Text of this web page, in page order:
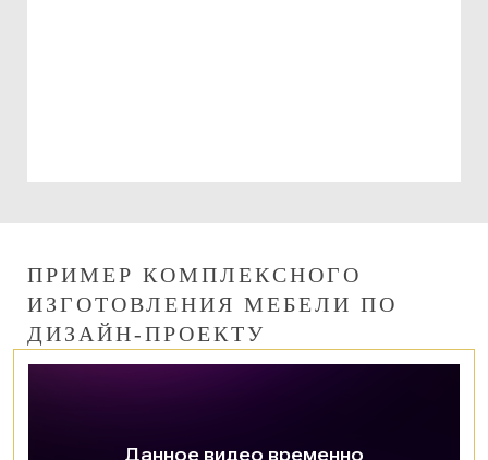
ПРИМЕР КОМПЛЕКСНОГО
ИЗГОТОВЛЕНИЯ МЕБЕЛИ ПО
ДИЗАЙН-ПРОЕКТУ